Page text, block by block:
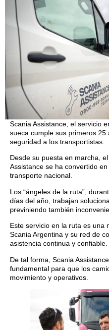
Scania Assistance, el servicio
sueca cumple sus primeros
seguridad a los transportistas.
Desde su puesta en marcha,
Assistance se ha convertido
transporte nacional.
Los “ángeles de la ruta”,
días del año, trabajan
previniendo también
Este servicio en la ruta es una
Scania Argentina y su red de
asistencia continua y confiable.
De tal forma, Scania
fundamental para que los
movimiento y operativos.